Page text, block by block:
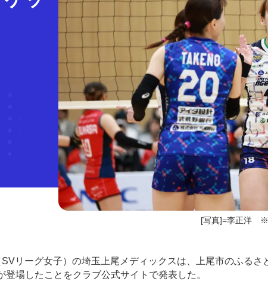
[写真]=李正洋 ※
リーグ女子）の埼玉上尾メディックスは、上尾市のふるさ
場したことをクラブ公式サイトで発表した。